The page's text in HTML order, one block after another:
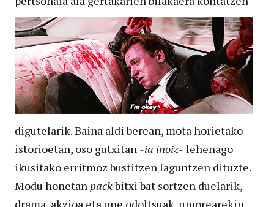
digutelarik. Baina aldi berean, mota horietako
istorioetan, oso gutxitan -ia inoiz- lehenago
ikusitako erritmoz bustitzen laguntzen dituzte.
Modu honetan packbitxi bat sortzen duelarik,
drama, akzioa eta une odoltsuak, umorearekin